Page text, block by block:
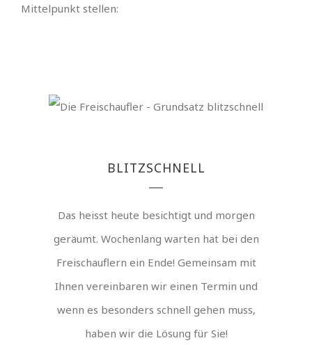
Mittelpunkt stellen:
BLITZSCHNELL
Das heisst heute besichtigt und morgen
geräumt. Wochenlang warten hat bei den
Freischauflern ein Ende! Gemeinsam mit
Ihnen vereinbaren wir einen Termin und
wenn es besonders schnell gehen muss,
haben wir die Lösung für Sie!